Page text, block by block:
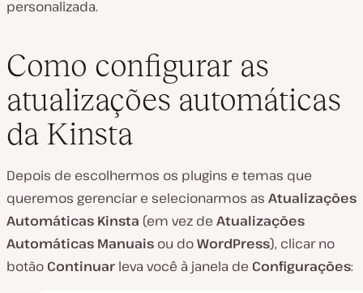
personalizada.
Como configurar as
atualizações automáticas
da Kinsta
Depois de escolhermos os plugins e temas que
queremos gerenciar e selecionarmos as Atualizações
Automáticas Kinsta (em vez de Atualizações
Automáticas Manuais ou doWordPress), clicar no
botão Continuar leva você à janela de Configurações: